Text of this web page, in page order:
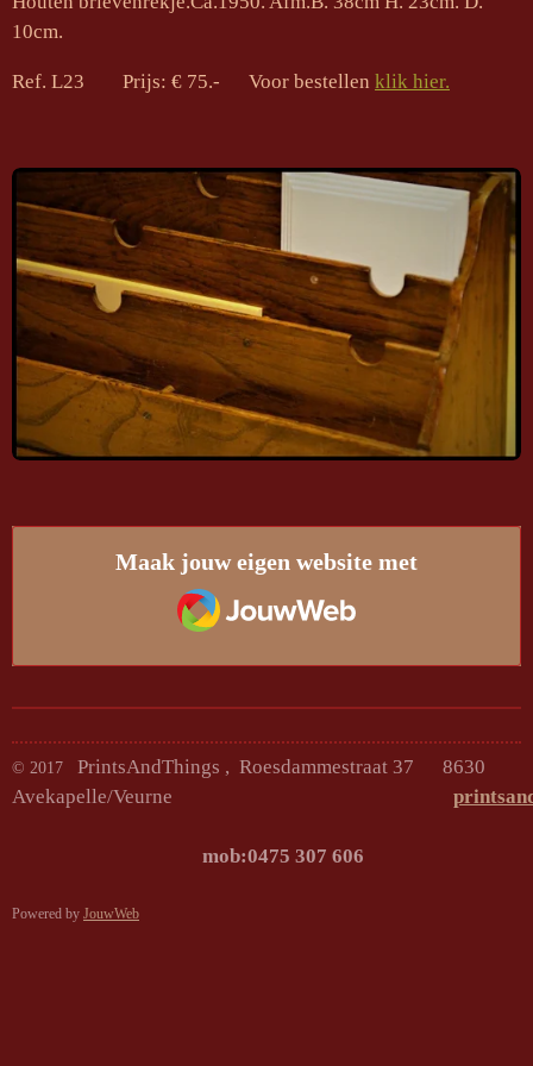
10cm.
Ref. L23 Prijs: € 75.- Voor bestellen klik hier.
Maak jouw eigen website met
JouwWeb
© 2017 PrintsAndThings , Roesdammestraat 37 8630
Avekapelle/Veurne
mob:0475
Powered by JouwWeb